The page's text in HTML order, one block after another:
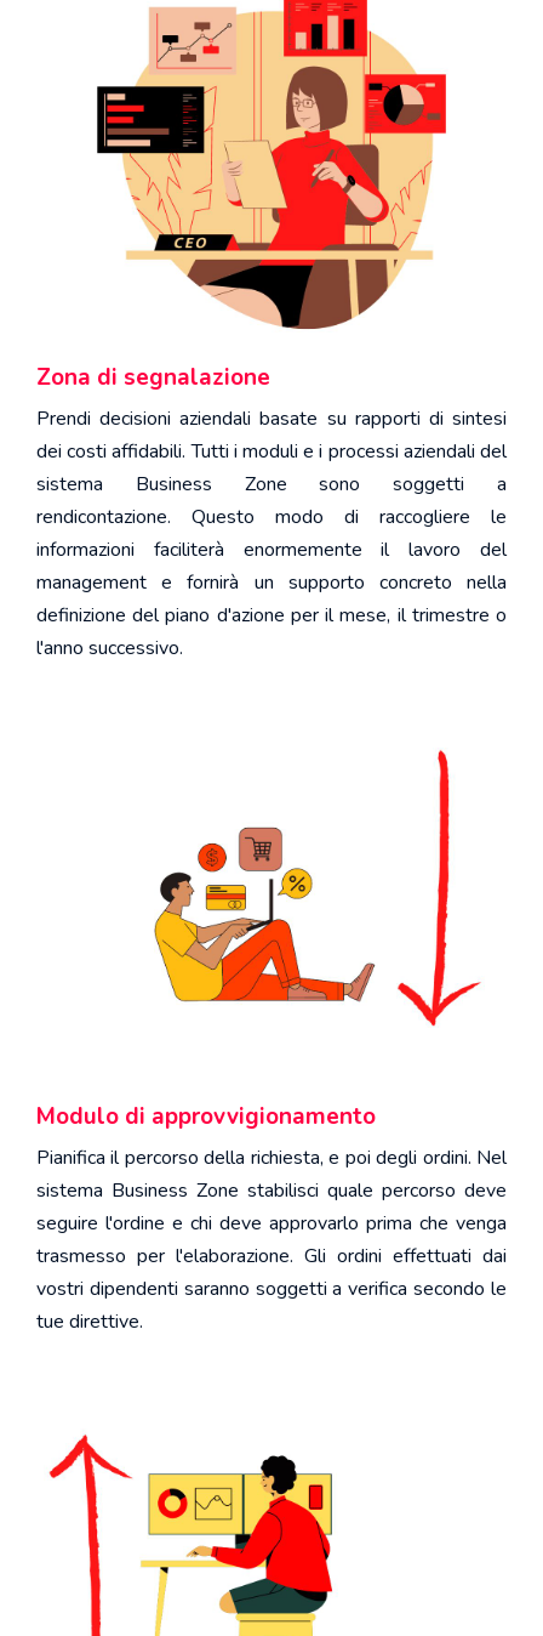
Zona di segnalazione
Prendi decisioni aziendali basate su rapporti di sintesi
dei costi affidabili. Tutti i moduli e i processi aziendali del
sistema Business Zone sono soggetti a
rendicontazione. Questo modo di raccogliere le
informazioni faciliterà enormemente il lavoro del
management e fornirà un supporto concreto nella
definizione del piano d'azione per il mese, il trimestre o
l'anno successivo.
Modulo di approvvigionamento
Pianifica il percorso della richiesta, e poi degli ordini. Nel
sistema Business Zone stabilisci quale percorso deve
seguire l'ordine e chi deve approvarlo prima che venga
trasmesso per l'elaborazione. Gli ordini effettuati dai
vostri dipendenti saranno soggetti a verifica secondo le
tue direttive.